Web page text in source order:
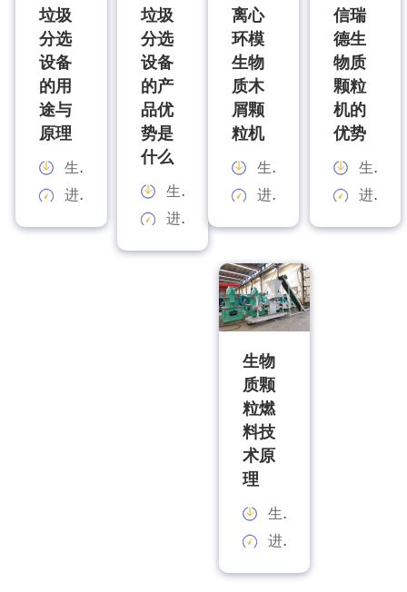
垃圾
分选
设备
的用
途与
原理
生产能力：
进料规格：
垃圾
分选
设备
的产
品优
势是
什么
生产能力：
进料规格：
离心
环模
生物
质木
屑颗
粒机
生产能力：
进料规格：
信瑞
德生
物质
颗粒
机的
优势
生产能力：
进料规格：
生物
质颗
粒燃
料技
术原
理
生产能力：
进料规格：